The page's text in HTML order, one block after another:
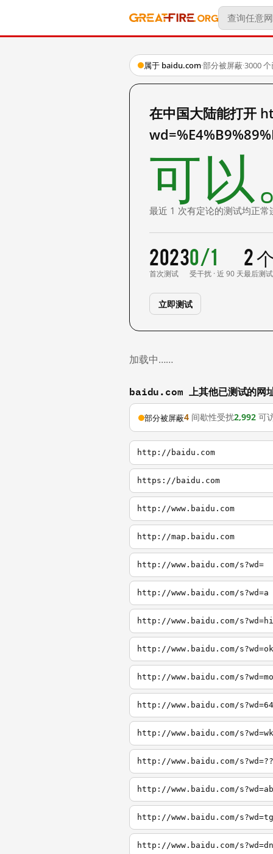
属于 baidu.com·部分被屏蔽·3000
在中国大陆能打开
可以
最近 1 次有定论的测试均正常
2023
首次测试
0/1
受干扰 · 近 90 天
2
最后测试
立即测试
加载中……
baidu.com 上其他已测试的网
部分被屏蔽4 间歇性受扰2,992 可
http://baidu.com
https://baidu.com
http://www.baidu.com
http://map.baidu.com
http://www.baidu.com/s?wd=
http://www.baidu.com/s?wd=a
http://www.baidu.com/s?wd=hi
http://www.baidu.com/s?wd=ok
http://www.baidu.com/s?wd=mo
http://www.baidu.com/s?wd=64
http://www.baidu.com/s?wd=wk
http://www.baidu.com/s?wd=??
http://www.baidu.com/s?wd=ab
http://www.baidu.com/s?wd=tg
http://www.baidu.com/s?wd=dn